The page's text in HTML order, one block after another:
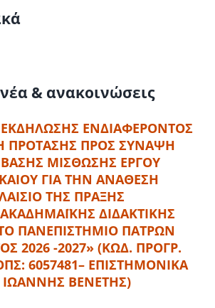
Οικονομικά στο Πανεπιστήμιο
& ανακοινώσεις
ΕΝΔΙΑΦΕΡΟΝΤΟΣ
ΠΡΟΤΑΣΗΣ ΠΡΟΣ ΣΥΝΑΨΗ
ΜΙΣΘΩΣΗΣ ΕΡΓΟΥ
ΓΙΑ ΤΗΝ ΑΝΑΘΕΣΗ
ΤΗΣ ΠΡΑΞΗΣ
ΔΙΔΑΚΤΙΚΗΣ
ΠΑΝΕΠΙΣΤΗΜΙΟ ΠΑΤΡΩΝ
2026 -2027» (ΚΩΔ. ΠΡΟΓΡ.
6057481– ΕΠΙΣΤΗΜΟΝΙΚΑ
ΒΕΝΕΤΗΣ)